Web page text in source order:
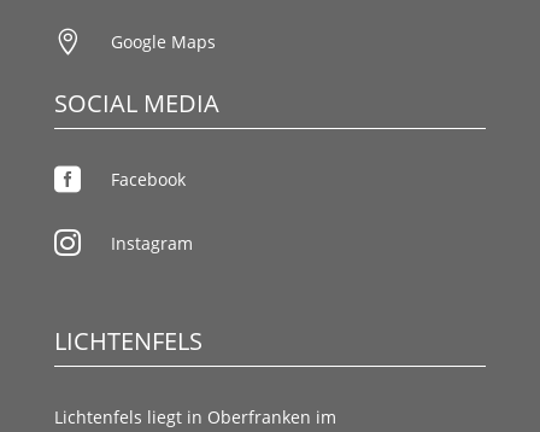
 Google Maps
SOCIAL MEDIA
 Facebook
 Instagram
LICHTENFELS
Lichtenfels liegt in Oberfranken im